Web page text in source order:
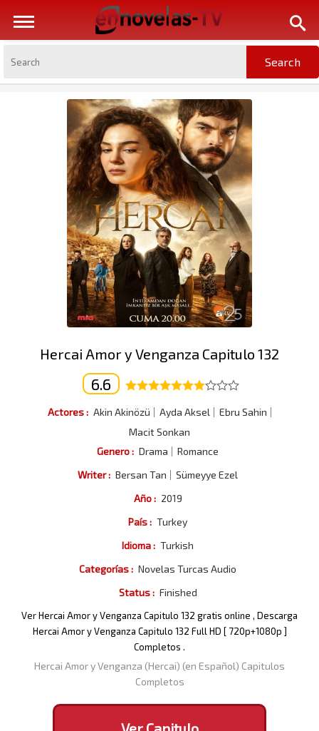
Hercai Amor y Venganza Capitulo 132
6.6
Actores : Akin Akinözü Ayda Aksel
Ebru Sahin
Macit Sonkan
Genero : Drama
Romance
Writer : Bersan Tan
Sümeyye Ezel
Año : 2019
País : Turkey
Idioma : Turkish
Categorías : Novelas Turcas Audio
Status : Finished
Ver Hercai Amor y Venganza Capitulo 132 gratis online , Descarga
Hercai Amor y Venganza Capitulo 132 Full HD [ 720p+1080p ]
Completos .
Hercai Amor y Venganza (Hercai) (en Español) Capitulos
Completos